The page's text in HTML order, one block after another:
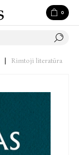
0
Rimtoji literatūra